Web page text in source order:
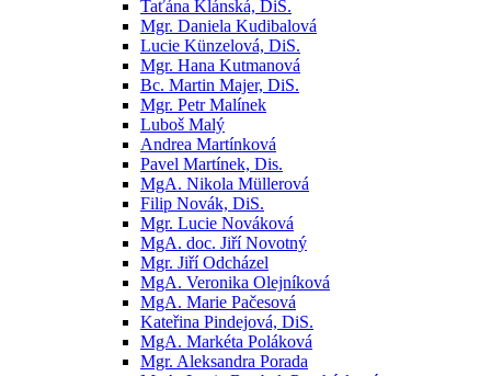
Taťána Klánská, DiS.
Mgr. Daniela Kudibalová
Lucie Künzelová, DiS.
Mgr. Hana Kutmanová
Bc. Martin Majer, DiS.
Mgr. Petr Malínek
Luboš Malý
Andrea Martínková
Pavel Martínek, Dis.
MgA. Nikola Müllerová
Filip Novák, DiS.
Mgr. Lucie Nováková
MgA. doc. Jiří Novotný
Mgr. Jiří Odcházel
MgA. Veronika Olejníková
MgA. Marie Pačesová
Kateřina Pindejová, DiS.
MgA. Markéta Poláková
Mgr. Aleksandra Porada